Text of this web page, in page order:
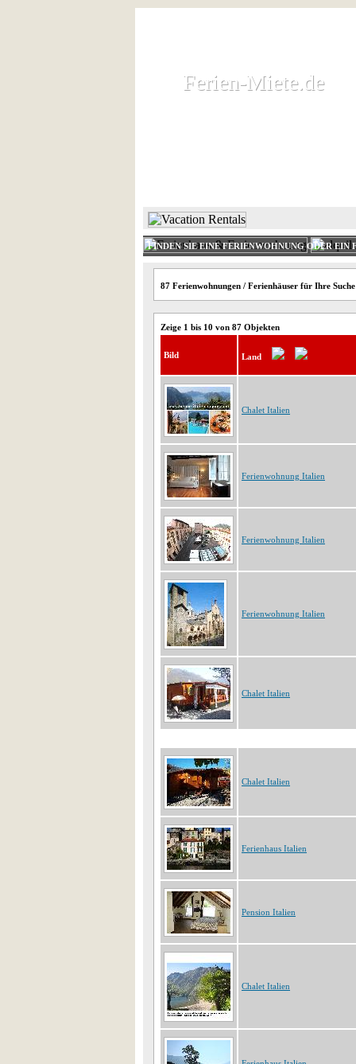
Ferien-Miete.de
Ferien-Miete.de
FINDEN SIE EINE FERIENWOHNUNG ODER EIN
87 Ferienwohnungen / Ferienhäuser für Ihre
Zeige 1 bis 10 von 87 Objekten
Bild Land
Chalet Italien
Ferienwohnung Italien
Ferienwohnung Italien
Ferienwohnung Italien
Chalet Italien
Chalet Italien
Ferienhaus Italien
Pension Italien
Chalet Italien